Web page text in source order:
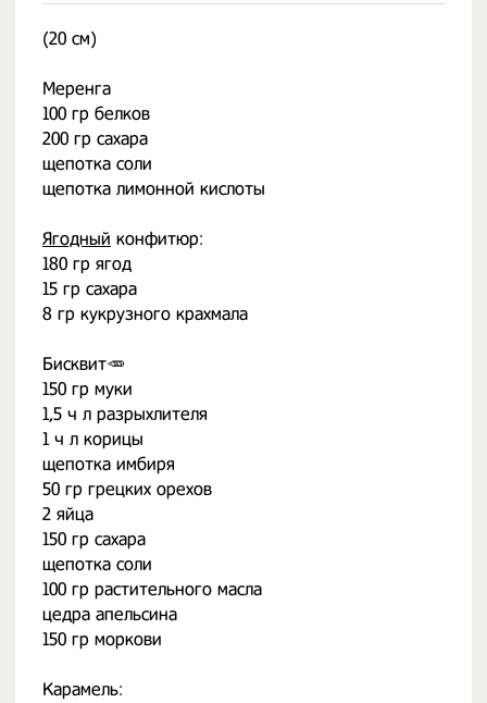
(20 см)
Меренга
100 гр белков
200 гр сахара
щепотка соли
щепотка лимонной кислоты
Ягодный конфитюр:
180 гр ягод
15 гр сахара
8 гр кукрузного крахмала
Бисквит🥕
150 гр муки
1,5 ч л разрыхлителя
1 ч л корицы
щепотка имбиря
50 гр грецких орехов
2 яйца
150 гр сахара
щепотка соли
100 гр растительного масла
цедра апельсина
150 гр моркови
Карамель: